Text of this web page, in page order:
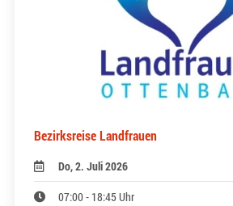
Bezirksreise Landfrauen
Do, 2. Juli 2026
07:00 - 18:45 Uhr